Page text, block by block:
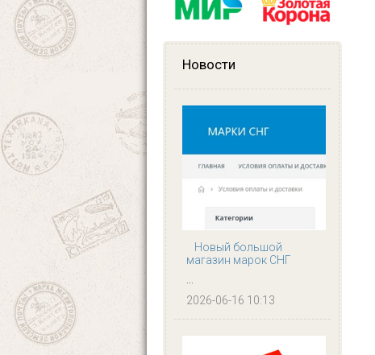
Новости
Новый большой
магазин марок СНГ
...
2026-06-16 10:13